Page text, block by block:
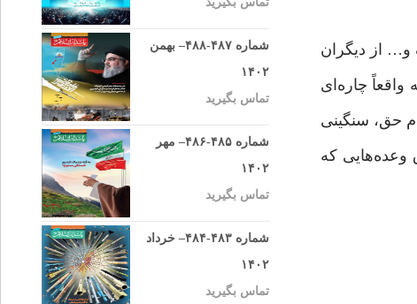
و… از دیگران
واقعاً چاره‌ای
حق، سنگینی
وعده‌هایی که
شماره ۴۸۷-۴۸۸– بهمن
۱۴۰۲
تماس بگیرید
شماره ۴۸۵-۴۸۶– مهر
۱۴۰۲
تماس بگیرید
شماره ۴۸۳-۴۸۴– خرداد
۱۴۰۲
تماس بگیرید